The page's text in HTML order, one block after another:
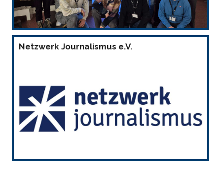
Netzwerk Journalismus e.V.